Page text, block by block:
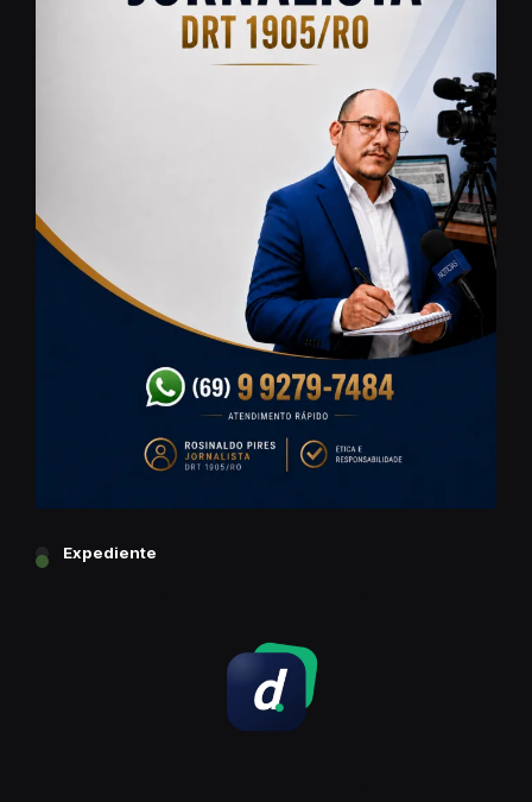
Expediente